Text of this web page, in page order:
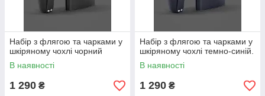
Набір з флягою та чарками у
шкіряному чохлі чорний
В наявності
1 290 ₴
Набір з флягою та чарками у
шкіряному чохлі темно-синій.
В наявності
1 290 ₴